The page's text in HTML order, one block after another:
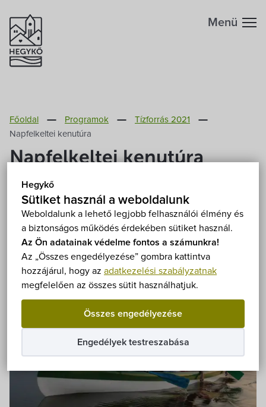
Hegykő
Sütiket használ a weboldalunk
Weboldalunk a lehető legjobb felhasználói élmény és
a biztonságos működés érdekében sütiket használ.
Az Ön adatainak védelme fontos a számunkra!
Az „Összes engedélyezése” gombra kattintva
hozzájárul, hogy az adatkezelési szabályzatnak
megfelelően az összes sütit használhatjuk.
Összes engedélyezése
Engedélyek testreszabása
Megközelítés
Fontos telefonszámok
Földrajzi adottság
Éghajlat
Hegykő történelme
Szabadidő
Éttermek
Programok
Önkormányzat
Hírek
Képviselő-testület
Menü
Főoldal Programok
Tízforrás 2021
Napfelkeltei kenutúra
Napfelkeltei kenutúra
2021. július 15. (csütörtök) 04:30
Balf és Fertőrákos közötti Csárdakapui-csatorna
Mutasd a térképen
Fizetős Szabadtéri Túra